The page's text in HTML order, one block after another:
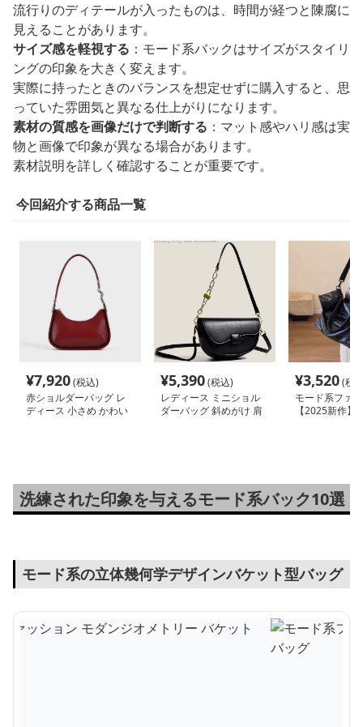
流行りのディテールが入ったものは、時間が経つと陳腐に
見えることがあります。
サイズ感を軽視する ：モード系バックはサイズがスタイリ
ングの印象を大きく変えます。
実際に持ったときのバランスを想定せずに購入すると、思
っていた雰囲気と異なる仕上がりになります。
素材の質感を画像だけで判断する ：マット感やハリ感は実
物と画像で印象が異なる場合があります。
素材説明を詳しく確認することが重要です。
今回紹介する商品一覧
¥7,920(税込)
赤ショルダーバッグ レ
ディース 小さめ かわい
¥5,390(税込)
レディース ミニショル
ダーバッグ 斜めがけ 肩
¥3,520(税
モード系ファ
【2025新作】
洗練された印象を与えるモード系バック10選
モード系の立体幾何学デザインバケット型バッグ